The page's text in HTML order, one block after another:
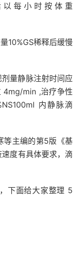
以每小时按体重
10%GS稀释后缓慢
剂量静脉注射时间应
4mg/min ,治疗争性
内静脉滴
等主编的第5版《基
度有具体要求，滴
下面给大家整理 5